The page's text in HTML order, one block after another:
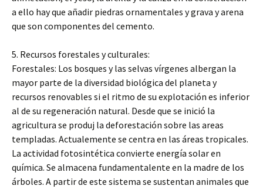
a ello hay que añadir piedras ornamentales y grava y arena
que son componentes del cemento.
5. Recursos forestales y culturales:
Forestales: Los bosques y las selvas vírgenes albergan la
mayor parte de la diversidad biológica del planeta y
recursos renovables si el ritmo de su explotación es inferior
al de su regeneración natural. Desde que se inició la
agricultura se produj la deforestación sobre las areas
templadas. Actualemente se centra en las áreas tropicales.
La actividad fotosintética convierte energía solar en
química. Se almacena fundamentalente en la madre de los
árboles. A partir de este sistema se sustentan animales que